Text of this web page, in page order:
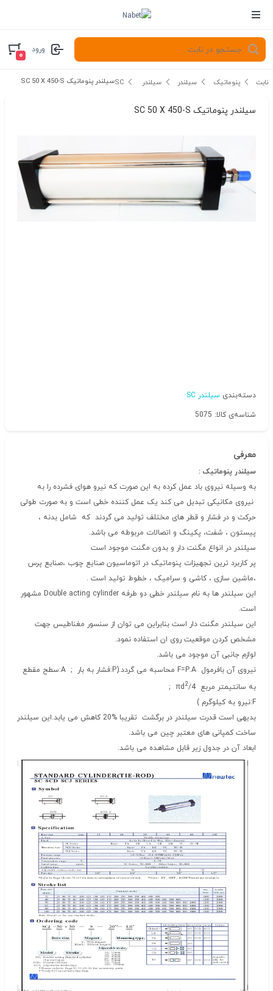
ورود
۰
نابت پنوماتیک سیلندر سیلندر SC سیلندر پنوماتیک SC 50 X 450-S
سیلندر پنوماتیک SC 50 X 450-S
دسته‌بندی سیلندر SC
شناسه‌ی کالا: 5075
معرفی
سیلندر پنوماتیک :
به وسیله نیروی باد عمل کرده به این صورت که نیرو هوای فشرده را به
نیروی مکانیکی تبدیل می کند یک عمل کننده خطی است و به صورت طولی
حرکت و در فشار و قطر های مختلف تولید می گردند که شامل بدنه ،
پیستون ، شفت، پکینگ و اتصالات مربوطه می باشد.
سیلندر در انواع مگنت دار و بدون مگنت موجود است
پر کاربرد ترین تجهیزات پنوماتیک در اتوماسیون صنایع چوب ،صنایع پرس
،ماشین سازی ، کاشی و سرامیک ، خطوط تولید است .
این سیلندر ها به نام سیلندر خطی دو طرفه Double acting cylinder مشهور
است.
این سیلندر مگنت دار است بنابراین می توان از سنسور مغناطیس جهت
مشخص کردن موقعیت روی ان استفاده نمود.
لوازم جانبی آن موجود می باشد.
نیروی آن بافرمول F=P.A محاسبه می گردد.(P:فشار به بار ; A:سطح مقطع
به سانتیمتر مربع 4/πd
2
;
F:نیرو به کیلوگرم )
بدیهی است قدرت سیلندر در برگشت تقریبا %20 کاهش می یابد.این سیلندر
ساخت کمپانی های معتبر چین می باشد.
ابعاد آن در جدول زیر قابل مشاهده می باشد.